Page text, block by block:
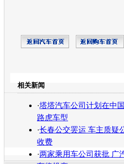
相关新闻
·塔塔汽车公司计划在中
路虎车型
·长春公交罢运 车主质疑
收费
·两家乘用车公司获批 广